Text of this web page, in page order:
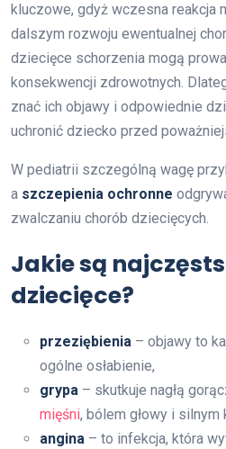
kluczowe, gdyż wczesna reakcja
dalszym rozwoju ewentualnej
dziecięce schorzenia mogą
konsekwencji zdrowotnych.
znać ich objawy i odpowiednie
uchronić dziecko przed
W pediatrii szczególną wagę
a szczepienia ochronne
zwalczaniu chorób dziecięcych.
Jakie są
dziecięce?
przeziębienia – objawy to
ogólne osłabienie,
grypa – skutkuje nagłą
mięśni, bólem głowy i silnym
angina – to infekcja, która